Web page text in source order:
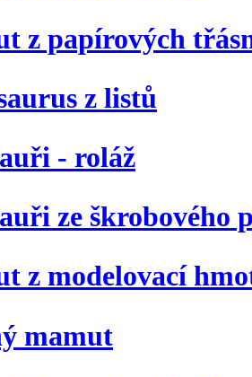
z papírových
z listů
- roláž
ze škrobového
z modelovací
mamut